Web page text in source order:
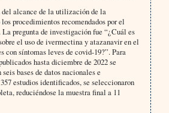
alcance de la utilización de la
procedimientos recomendados por el
pregunta de investigación fue “¿Cuál es
el uso de ivermectina y atazanavir en el
con síntomas leves de covid-19?”. Para
hasta diciembre de 2022 se
bases de datos nacionales e
estudios identificados, se seleccionaron
reduciéndose la muestra final a 11